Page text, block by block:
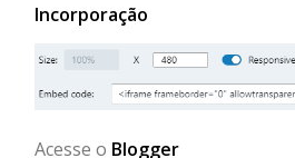
Incorporação
Acesse o Blogger